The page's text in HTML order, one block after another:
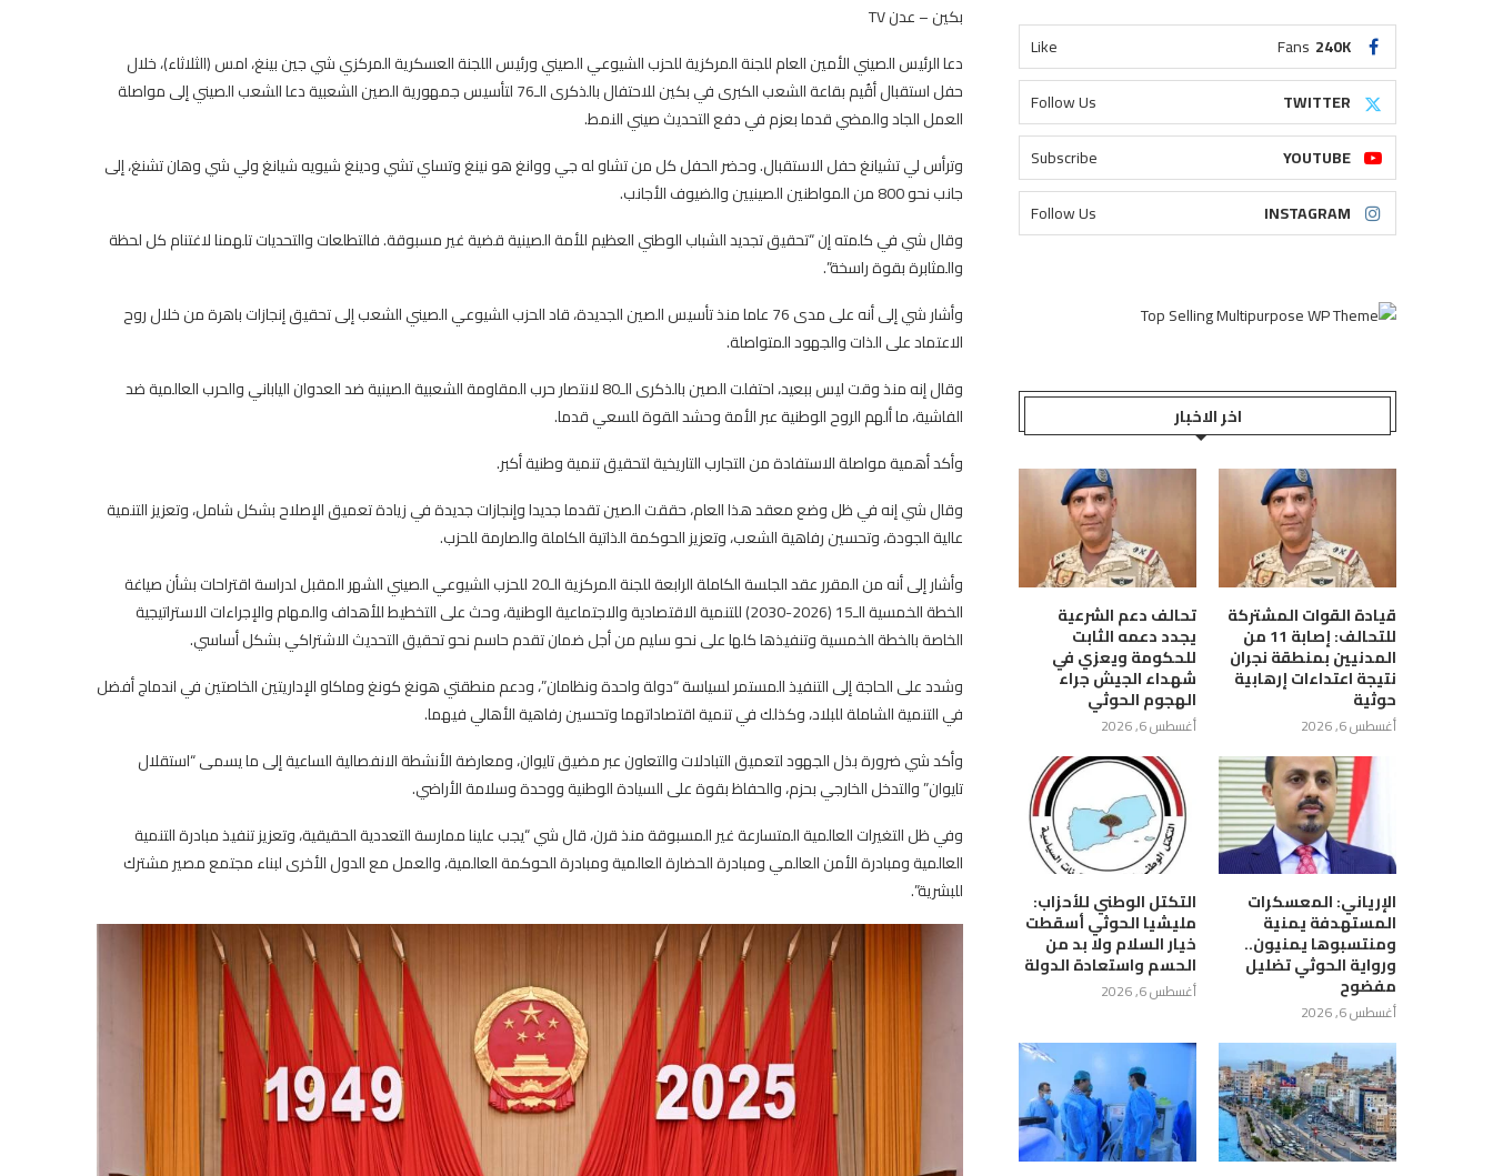
بكين – عدن TV
دعا الرئيس الصيني الأمين العام للجنة المركزية للحزب الشيوعي الصيني ورئيس اللجنة العسكرية المركزي شي جين بينغ، امس (الثلاثاء)، خلال
حفل استقبال أقُيم بقاعة الشعب الكبرى في بكين للاحتفال بالذكرى الـ76 لتأسيس جمهورية الصين الشعبية دعا الشعب الصيني إلى مواصلة
العمل الجاد والمضي قدما بعزم في دفع التحديث صيني النمط.
وترأس لي تشيانغ حفل الاستقبال. وحضر الحفل كل من تشاو له جي ووانغ هو نينغ وتساي تشي ودينغ شيويه شيانغ ولي شي وهان تشنغ، إلى
جانب نحو 800 من المواطنين الصينيين والضيوف الأجانب.
وقال شي في كلمته إن “تحقيق تجديد الشباب الوطني العظيم للأمة الصينية قضية غير مسبوقة. فالتطلعات والتحديات تلهمنا لاغتنام كل لحظة
والمثابرة بقوة راسخة”.
وأشار شي إلى أنه على مدى 76 عاما منذ تأسيس الصين الجديدة، قاد الحزب الشيوعي الصيني الشعب إلى تحقيق إنجازات باهرة من خلال روح
الاعتماد على الذات والجهود المتواصلة.
وقال إنه منذ وقت ليس ببعيد، احتفلت الصين بالذكرى الـ80 لانتصار حرب المقاومة الشعبية الصينية ضد العدوان الياباني والحرب العالمية ضد
الفاشية، ما ألهم الروح الوطنية عبر الأمة وحشد القوة للسعي قدما.
وأكد أهمية مواصلة الاستفادة من التجارب التاريخية لتحقيق تنمية وطنية أكبر.
وقال شي إنه في ظل وضع معقد هذا العام، حققت الصين تقدما جديدا وإنجازات جديدة في زيادة تعميق الإصلاح بشكل شامل، وتعزيز التنمية
عالية الجودة، وتحسين رفاهية الشعب، وتعزيز الحوكمة الذاتية الكاملة والصارمة للحزب.
وأشار إلى أنه من المقرر عقد الجلسة الكاملة الرابعة للجنة المركزية الـ20 للحزب الشيوعي الصيني الشهر المقبل لدراسة اقتراحات بشأن صياغة
الخطة الخمسية الـ15 (2026-2030) للتنمية الاقتصادية والاجتماعية الوطنية، وحث على التخطيط للأهداف والمهام والإجراءات الاستراتيجية
الخاصة بالخطة الخمسية وتنفيذها كلها على نحو سليم من أجل ضمان تقدم حاسم نحو تحقيق التحديث الاشتراكي بشكل أساسي.
وشدد على الحاجة إلى التنفيذ المستمر لسياسة “دولة واحدة ونظامان”، ودعم منطقتي هونغ كونغ وماكاو الإداريتين الخاصتين في اندماج أفضل
في التنمية الشاملة للبلاد، وكذلك في تنمية اقتصاداتهما وتحسين رفاهية الأهالي فيهما.
وأكد شي ضرورة بذل الجهود لتعميق التبادلات والتعاون عبر مضيق تايوان، ومعارضة الأنشطة الانفصالية الساعية إلى ما يسمى “استقلال
تايوان” والتدخل الخارجي بحزم، والحفاظ بقوة على السيادة الوطنية ووحدة وسلامة الأراضي.
وفي ظل التغيرات العالمية المتسارعة غير المسبوقة منذ قرن، قال شي “يجب علينا ممارسة التعددية الحقيقية، وتعزيز تنفيذ مبادرة التنمية
العالمية ومبادرة الأمن العالمي ومبادرة الحضارة العالمية ومبادرة الحوكمة العالمية، والعمل مع الدول الأخرى لبناء مجتمع مصير مشترك
للبشرية”.
240K
Fans
Like
TWITTER
Follow Us
YOUTUBE
Subscribe
INSTAGRAM
Follow Us
اخر الاخبار
قيادة القوات المشتركة
للتحالف: إصابة 11 من
المدنيين بمنطقة نجران
نتيجة اعتداءات إرهابية
حوثية
أغسطس 6, 2026
تحالف دعم الشرعية
يجدد دعمه الثابت
للحكومة ويعزي في
شهداء الجيش جراء
الهجوم الحوثي
أغسطس 6, 2026
الإرياني: المعسكرات
المستهدفة يمنية
ومنتسبوها يمنيون..
ورواية الحوثي تضليل
مفضوح
أغسطس 6, 2026
التكتل الوطني للأحزاب:
مليشيا الحوثي أسقطت
خيار السلام ولا بد من
الحسم واستعادة الدولة
أغسطس 6, 2026